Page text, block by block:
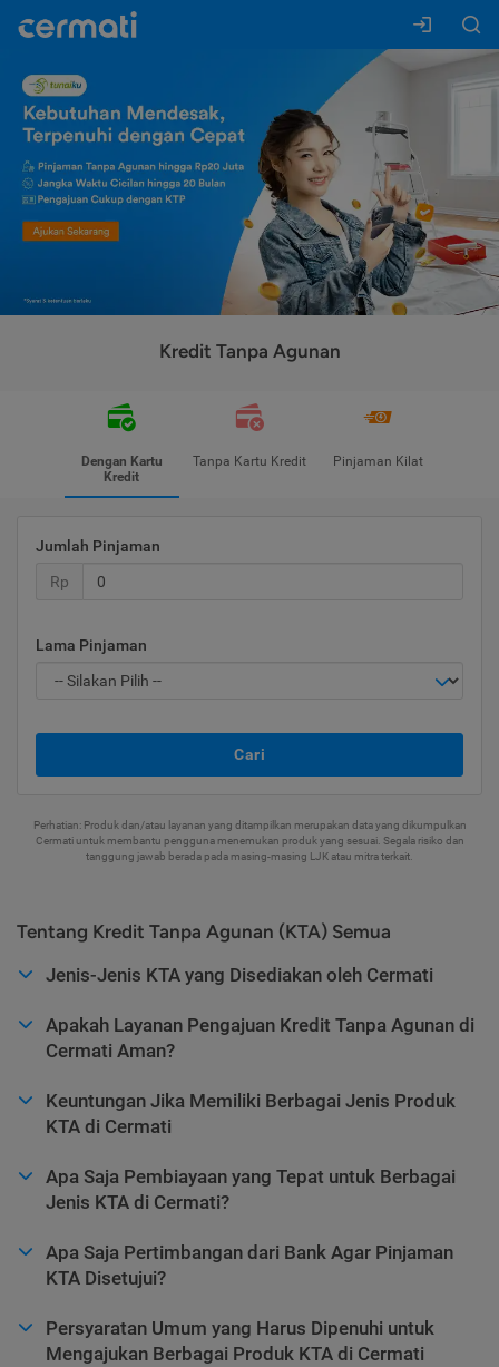
Kredit Tanpa Agunan
Dengan Kartu
Kredit
Tanpa Kartu Kredit Pinjaman Kilat
Jumlah Pinjaman
Rp
Lama Pinjaman
Cari
Perhatian: Produk dan/atau layanan yang ditampilkan merupakan data yang dikumpulkan
Cermati untuk membantu pengguna menemukan produk yang sesuai. Segala risiko dan
tanggung jawab berada pada masing-masing LJK atau mitra terkait.
Tentang Kredit Tanpa Agunan (KTA) Semua
Jenis-Jenis KTA yang Disediakan oleh Cermati
Apakah Layanan Pengajuan Kredit Tanpa Agunan di
Cermati Aman?
Keuntungan Jika Memiliki Berbagai Jenis Produk
KTA di Cermati
Apa Saja Pembiayaan yang Tepat untuk Berbagai
Jenis KTA di Cermati?
Apa Saja Pertimbangan dari Bank Agar Pinjaman
KTA Disetujui?
Persyaratan Umum yang Harus Dipenuhi untuk
Mengajukan Berbagai Produk KTA di Cermati